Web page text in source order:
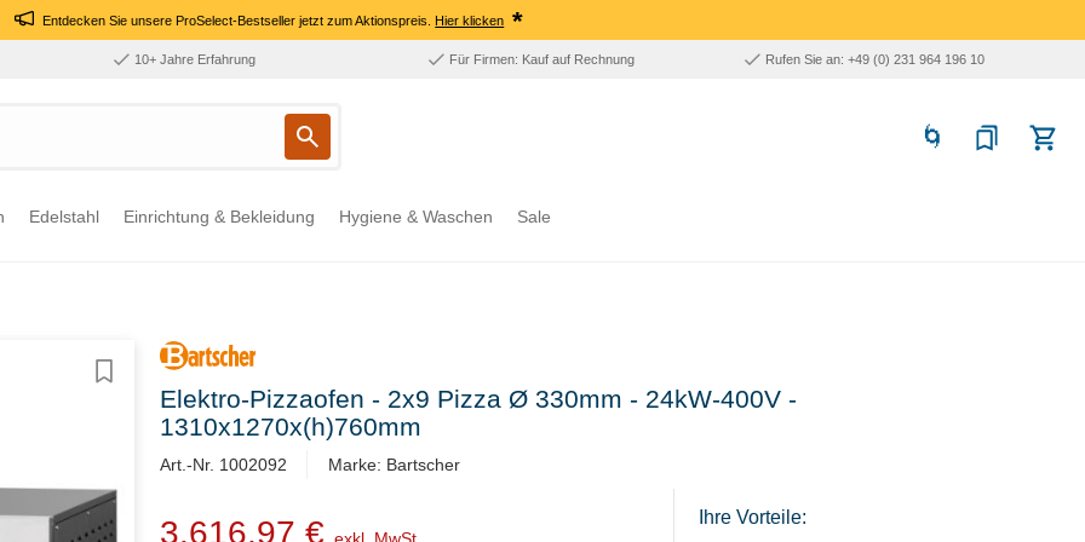
Entdecken Sie unsere ProSelect-Bestseller jetzt zum Aktionspreis.Hier klicken *
10+ Jahre Erfahrung Für Firmen: Kauf auf Rechnung Rufen Sie an: +49 (0) 231 964 196 10
Edelstahl Einrichtung & Bekleidung Hygiene & Waschen Sale
Elektro-Pizzaofen - 2x9 Pizza Ø 330mm - 24kW-400V -
1310x1270x(h)760mm
Art.-Nr. 1002092 Marke: Bartscher
3.616,97 € Ihre Vorteile: